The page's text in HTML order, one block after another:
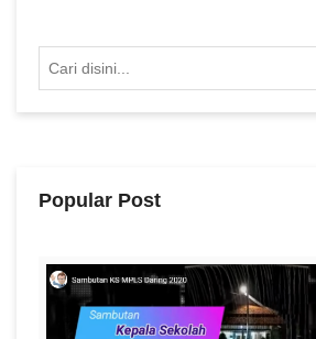
Popular Post